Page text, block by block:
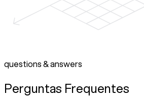
questions & answers
Perguntas Frequentes